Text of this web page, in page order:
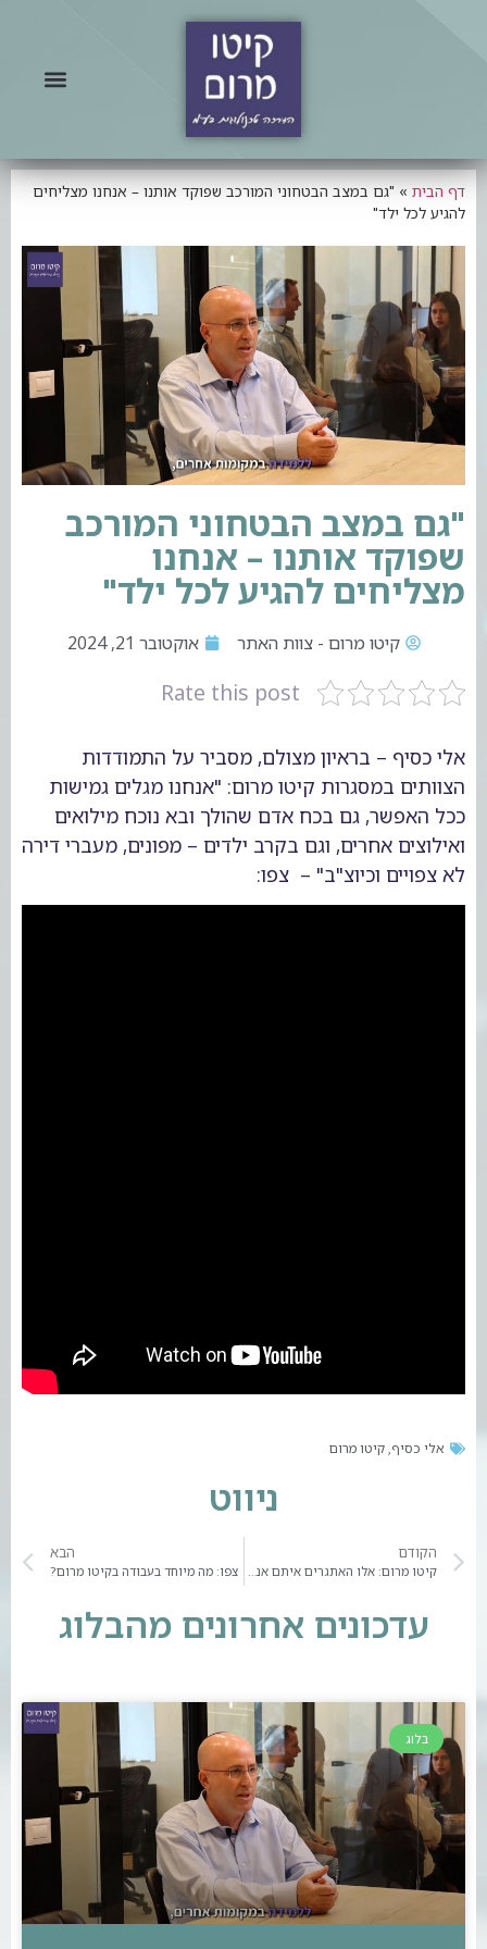
דף הבית » "גם במצב הבטחוני המורכב שפוקד אותנו – אנחנו מצליחים
להגיע לכל ילד"
"גם במצב הבטחוני המורכב
שפוקד אותנו – אנחנו
מצליחים להגיע לכל ילד"
קיטו מרום - צוות האתר אוקטובר 21, 2024
Rate this post
אלי כסיף – בראיון מצולם, מסביר על התמודדות
הצוותים במסגרות קיטו מרום: "אנחנו מגלים גמישות
ככל האפשר, גם בכח אדם שהולך ובא נוכח מילואים
ואילוצים אחרים, וגם בקרב ילדים – מפונים, מעברי דירה
לא צפויים וכיוצ"ב" – צפו:
אלי כסיף, קיטו מרום
ניווט
הקודם
קיטו מרום: אלו האתגרים איתם אנחנו מתמודדים | צפו
הבא
צפו: מה מיוחד בעבודה בקיטו מרום?
עדכונים אחרונים מהבלוג
בלוג